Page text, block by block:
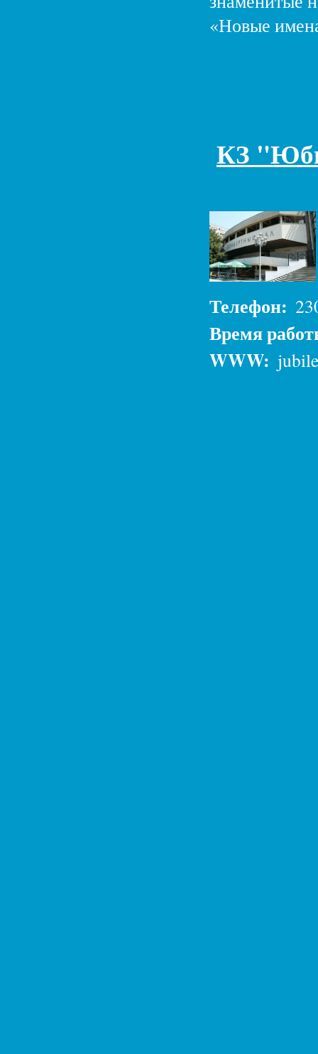
«Новые
КЗ
Телефон:
Время
WWW: